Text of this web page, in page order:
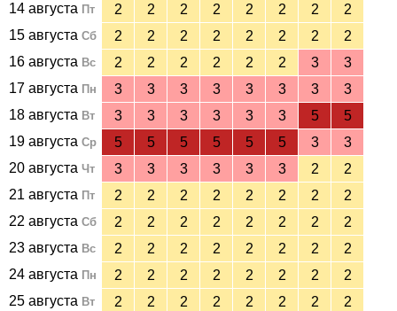
14 августа Пт 2 2 2 2 2 2 2
2
15 августа Сб 2 2 2 2 2 2 2
2
16 августа Вс 2 2 2 2 2 2 3
3
17 августа Пн 3 3 3 3 3 3 3
3
18 августа Вт 3 3 3 3 3 3 5
5
19 августа Ср 5 5 5 5 5 5 3
3
20 августа Чт 3 3 3 3 3 3 2
2
21 августа Пт 2 2 2 2 2 2 2
2
22 августа Сб 2 2 2 2 2 2 2
2
23 августа Вс 2 2 2 2 2 2 2
2
24 августа Пн 2 2 2 2 2 2 2
2
25 августа Вт 2 2 2 2 2 2 2
2